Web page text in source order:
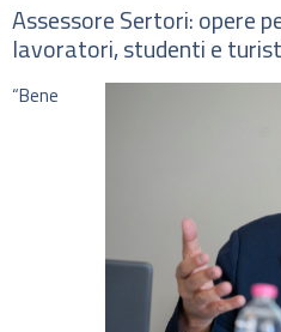
Assessore Sertori: opere
lavoratori, studenti e
“Bene